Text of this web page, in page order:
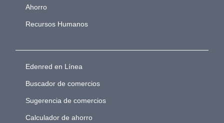
Ahorro
Recursos Humanos
Edenred en Línea
Buscador de comercios
Sugerencia de comercios
Calculador de ahorro